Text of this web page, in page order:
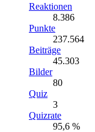
Reaktionen
8.386
Punkte
237.564
Beiträge
45.303
Bilder
80
Quiz
3
Quizrate
95,6 %